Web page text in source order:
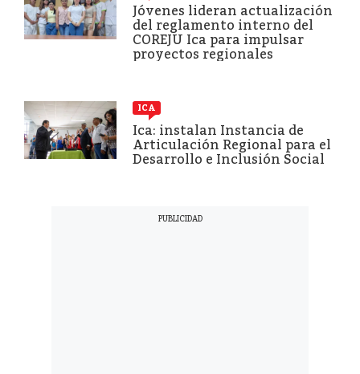
Jóvenes lideran actualización
del reglamento interno del
COREJU Ica para impulsar
proyectos regionales
ICA
Ica: instalan Instancia de
Articulación Regional para el
Desarrollo e Inclusión Social